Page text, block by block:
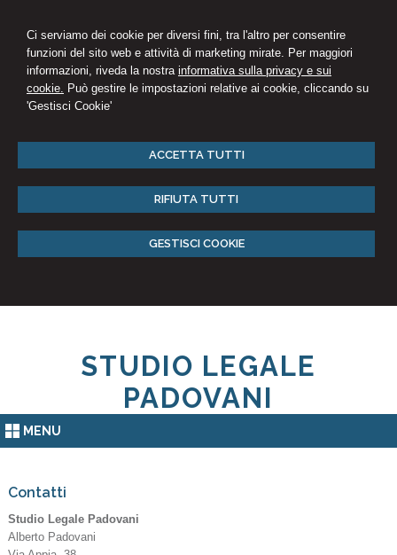
Ci serviamo dei cookie per diversi fini, tra l'altro per consentire
funzioni del sito web e attività di marketing mirate. Per maggiori
informazioni, riveda la nostra informativa sulla privacy e sui
cookie. Può gestire le impostazioni relative ai cookie, cliccando su
'Gestisci Cookie'
ACCETTA TUTTI
RIFIUTA TUTTI
GESTISCI COOKIE
STUDIO LEGALE
PADOVANI
MENU
Contatti
Studio Legale Padovani
Alberto Padovani